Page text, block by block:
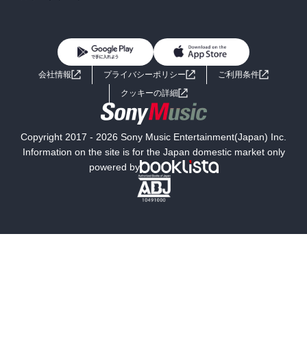
ライトノベル 男子向けラノベ
小説
海外小説
ミステリー SF
文学
よくあるご質問 お問い合わせ
会社情報 プライバシーポリシー
ご利用条件
クッキーの詳細
Copyright 2017 - 2026 Sony Music Entertainment(Japan) Inc.
Information on the site is for the Japan domestic market only
powered by